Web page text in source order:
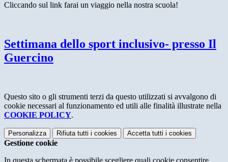
Cliccando sul link farai un viaggio nella nostra scuola!
Settimana dello sport inclusivo- presso Il
Guercino
Questo sito o gli strumenti terzi da questo utilizzati si avvalgono di
cookie necessari al funzionamento ed utili alle finalità illustrate nella
COOKIE POLICY.
Personalizza Rifiuta tutti i cookies Accetta tutti i cookies
Gestione cookie
In questa schermata è possibile scegliere quali cookie consentire.